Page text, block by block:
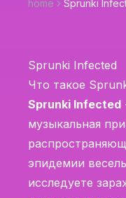
home Sprunki
Sprunki Infected
Что такое
Sprunki Infected
музыкальная
эпидемии
исследуете